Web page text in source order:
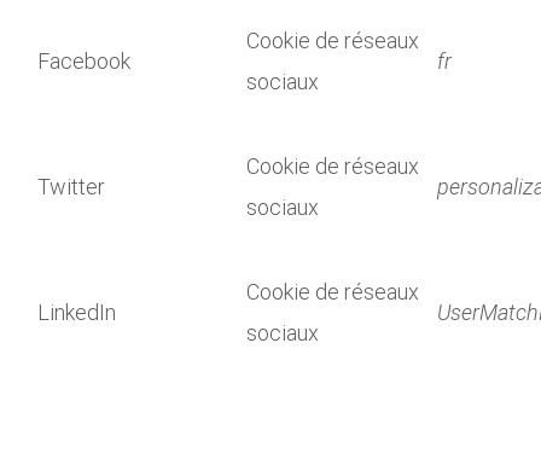
Facebook
Cookie de réseaux
sociaux
fr
Twitter
Cookie de réseaux
sociaux
LinkedIn
Cookie de réseaux
sociaux